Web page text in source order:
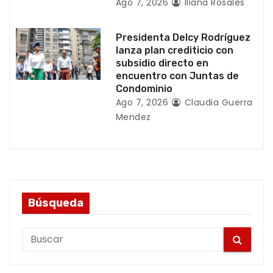
s
Ago 7, 2026 Iliana Rosales
Presidenta Delcy Rodríguez
lanza plan crediticio con
subsidio directo en
encuentro con Juntas de
Condominio
Ago 7, 2026
Claudia Guerra
Mendez
Búsqueda